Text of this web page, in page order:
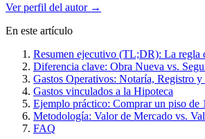
Ver perfil del autor →
En este artículo
Resumen ejecutivo (TL;DR): La regla
Diferencia clave: Obra Nueva vs.
Gastos Operativos: Notaría, Registro y
Gastos vinculados a la Hipoteca
Ejemplo práctico: Comprar un piso de
Metodología: Valor de Mercado vs.
FAQ